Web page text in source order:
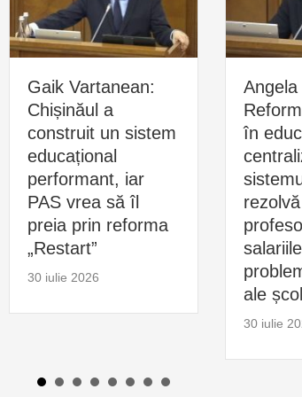
Gaik Vartanean:
Chișinăul a
construit un sistem
educațional
performant, iar
PAS vrea să îl
preia prin reforma
„Restart”
30 iulie 2026
în
ale
30 iulie